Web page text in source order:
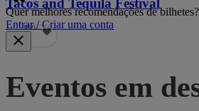
Tacos and Tequila Festival
690
Quer melhores recomendações de bilhetes?
Entrar / Criar uma conta
Eventos em